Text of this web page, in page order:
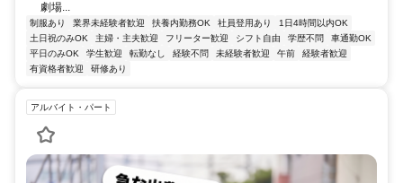
劇場...
制服あり 業界未経験者歓迎 扶養内勤務OK 社員登用あり
1日4時間以内OK
土日祝のみOK
主婦・主夫歓迎 フリーター歓迎 シフト自由 学歴不問
車通勤OK
平日のみOK
学生歓迎 転勤なし 経験不問 未経験者歓迎 午前
経験者歓迎
有資格者歓迎
研修あり
アルバイト・パート